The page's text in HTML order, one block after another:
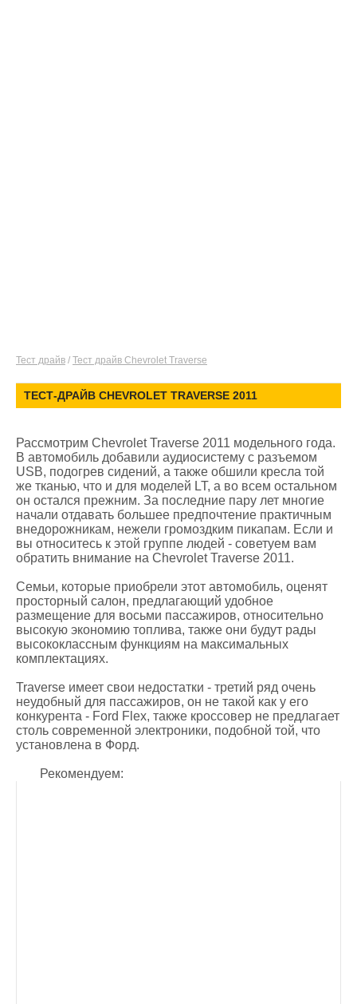
Тест драйв / Тест драйв Chevrolet Traverse
ТЕСТ-ДРАЙВ CHEVROLET TRAVERSE 2011
Рассмотрим Chevrolet Traverse 2011 модельного года.
В автомобиль добавили аудиосистему с разъемом
USB, подогрев сидений, а также обшили кресла той
же тканью, что и для моделей LT, а во всем остальном
он остался прежним. За последние пару лет многие
начали отдавать большее предпочтение практичным
внедорожникам, нежели громоздким пикапам. Если и
вы относитесь к этой группе людей - советуем вам
обратить внимание на Chevrolet Traverse 2011.
Семьи, которые приобрели этот автомобиль, оценят
просторный салон, предлагающий удобное
размещение для восьми пассажиров, относительно
высокую экономию топлива, также они будут рады
высококлассным функциям на максимальных
комплектациях.
Traverse имеет свои недостатки - третий ряд очень
неудобный для пассажиров, он не такой как у его
конкурента - Ford Flex, также кроссовер не предлагает
столь современной электроники, подобной той, что
установлена в Форд.
Рекомендуем: